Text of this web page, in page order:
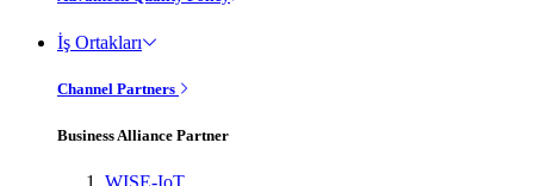
İş Ortakları
Channel Partners
Business Alliance Partner
WISE-IoT